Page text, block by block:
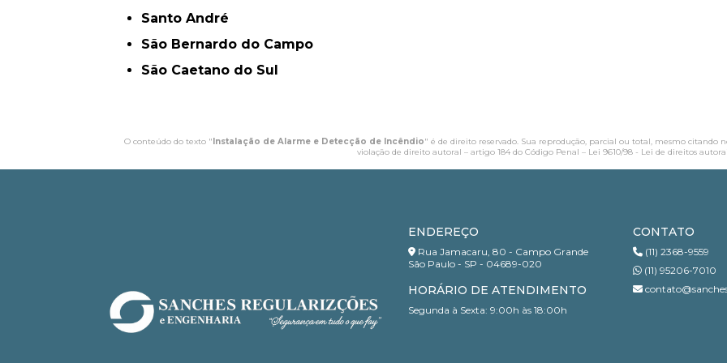
Santo André
São Bernardo do Campo
São Caetano do Sul
O conteúdo do texto " Instalação de Alarme e Detecção de Incêndio​" é de direito reservado. Sua reprodução, parcial ou total, mesmo citando
violação de direito autoral – artigo 184 do Código Penal – Lei 9610/98 - Lei de direitos
ENDEREÇO
Rua Jamacaru, 80 - Campo Grande
São Paulo - SP - 04689-020
HORÁRIO DE ATENDIMENTO
Segunda à Sexta: 9:00h às 18:00h
CONTATO
(11) 2368-9559
(11) 95206-7010